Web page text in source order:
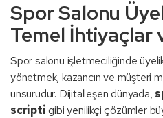
Spor Salonu
Temel İhtiyaçlar
Spor salonu işletmeciliğinde
yönetmek, kazancın ve müşteri
unsurudur. Dijitalleşen dünyada,
scriptigibi yenilikçi çözümler